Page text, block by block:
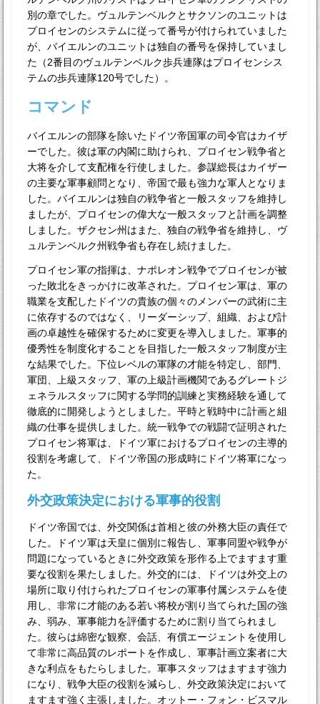
別の章でした。ヴュルテンベルクとサクソンのユニットは
プロイセンのシステムに従って番号が付けられていました
が、バイエルンのユニットは独自の番号を保持していまし
た（2番目のヴュルテンベルク歩兵連隊はプロイセンシス
テムの歩兵連隊120号でした）。
コマンド
バイエルンの部隊を除いたドイツ帝国軍の司令官はカイザ
ーでした。彼は軍の内閣に助けられ、プロイセン戦争省と
大将を介して支配権を行使しました。参謀総長はカイザー
の主要な軍事顧問となり、帝国で最も強力な軍人となりま
した。バイエルンは独自の戦争省と一般スタッフを維持し
ましたが、プロイセンの偉大な一般スタッフと計画を調整
しました。ザクセン州はまた、独自の戦争省を維持し、ヴ
ュルテンベルク州戦争省も存在し続けました。
プロイセン軍の指揮は、ナポレオン戦争でプロイセンが被
った敗北をきっかけに改革された。プロイセン軍は、軍の
職業を支配したドイツの貴族の個々のメンバーの武術に主
に依存するのではなく、リーダーシップ、組織、および計
画の卓越性を確保するために変更を導入しました。軍事的
優秀性を制度化することを目指した一般スタッフ制度が主
な結果でした。下位レベルの軍隊の才能を特定し、部門、
軍団、上級スタッフ、軍の上級計画機関であるグレートジ
ェネラルスタッフに関する学問的訓練と実務経験を通して
徹底的に開発しようとしました。平時と戦時中に計画と組
織の仕事を提供しました。統一戦争での戦闘で証明された
プロイセン将軍は、ドイツ軍におけるプロイセンの主導的
役割を考慮して、ドイツ帝国の形成時にドイツ将軍になっ
た。
外交政策決定における軍事的役割
ドイツ帝国では、外交関係は首相と彼の外務大臣の責任で
した。ドイツ軍は天皇に個別に報告し、軍事同盟や戦争が
問題になっているときに外交政策を形作る上でますます重
要な役割を果たしました。外交的には、ドイツは外交上の
場所に取り付けられたプロイセンの軍事付属システムを使
用し、非常に才能のある若い将校が割り当てられた国の強
み、弱み、軍事能力を評価するために割り当てられまし
た。彼らは綿密な観察、会話、有償エージェントを使用し
て非常に高品質のレポートを作成し、軍事計画立案者に大
きな利点をもたらしました。軍事スタッフはますます強力
になり、戦争大臣の役割を減らし、外交政策決定において
ますます強く主張しました。オットー・フォン・ビスマル